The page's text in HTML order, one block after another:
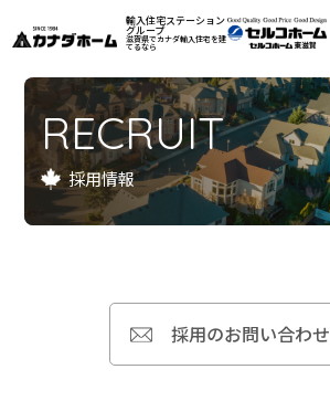
輸入住宅ステーション
グループ
滋賀県でカナダ輸入住宅を建
てるなら
私たちについて
モデルハウス
インフォメーション
会社案内
RECRUIT
採用情報
採用のお問い合わせ